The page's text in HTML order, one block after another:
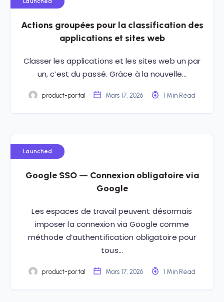
Actions groupées pour la classification des
applications et sites web
Classer les applications et les sites web un par
un, c’est du passé. Grâce à la nouvelle…
product-portal Mars 17, 2026 1 Min Read
Launched
Google SSO — Connexion obligatoire via
Google
Les espaces de travail peuvent désormais
imposer la connexion via Google comme
méthode d’authentification obligatoire pour
tous…
product-portal Mars 17, 2026 1 Min Read